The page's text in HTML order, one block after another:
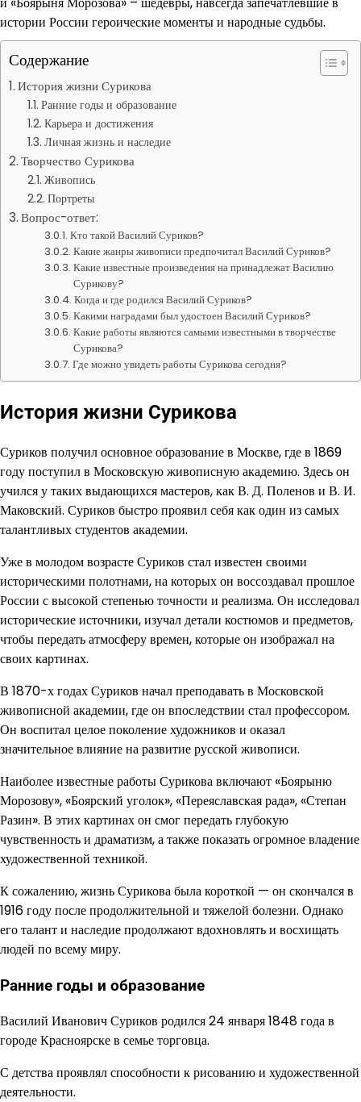
истории России героические моменты и народные судьбы.
Содержание
История жизни Сурикова
Ранние годы и образование
Карьера и достижения
Личная жизнь и наследие
Творчество Сурикова
Живопись
Портреты
Вопрос-ответ:
Кто такой Василий Суриков?
Какие жанры живописи предпочитал Василий Суриков?
Какие известные произведения на принадлежат Василию
Сурикову?
Когда и где родился Василий Суриков?
Какими наградами был удостоен Василий Суриков?
Какие работы являются самыми известными в творчестве
Сурикова?
Где можно увидеть работы Сурикова сегодня?
История жизни Сурикова
Суриков получил основное образование в Москве, где в 1869
году поступил в Московскую живописную академию. Здесь он
учился у таких выдающихся мастеров, как В. Д. Поленов и В. И.
Маковский. Суриков быстро проявил себя как один из самых
талантливых студентов академии.
Уже в молодом возрасте Суриков стал известен своими
историческими полотнами, на которых он воссоздавал прошлое
России с высокой степенью точности и реализма. Он исследовал
исторические источники, изучал детали костюмов и предметов,
чтобы передать атмосферу времен, которые он изображал на
своих картинах.
В 1870-х годах Суриков начал преподавать в Московской
живописной академии, где он впоследствии стал профессором.
Он воспитал целое поколение художников и оказал
значительное влияние на развитие русской живописи.
Наиболее известные работы Сурикова включают «Боярыню
Морозову», «Боярский уголок», «Переяславская рада», «Степан
Разин». В этих картинах он смог передать глубокую
чувственность и драматизм, а также показать огромное владение
художественной техникой.
К сожалению, жизнь Сурикова была короткой — он скончался в
1916 году после продолжительной и тяжелой болезни. Однако
его талант и наследие продолжают вдохновлять и восхищать
людей по всему миру.
Ранние годы и образование
Василий Иванович Суриков родился 24 января 1848 года в
городе Красноярске в семье торговца.
С детства проявлял способности к рисованию и художественной
деятельности.